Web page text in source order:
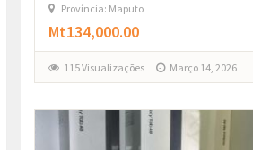
Província: Maputo
Mt134,000.00
115 Visualizações Março 14, 2026